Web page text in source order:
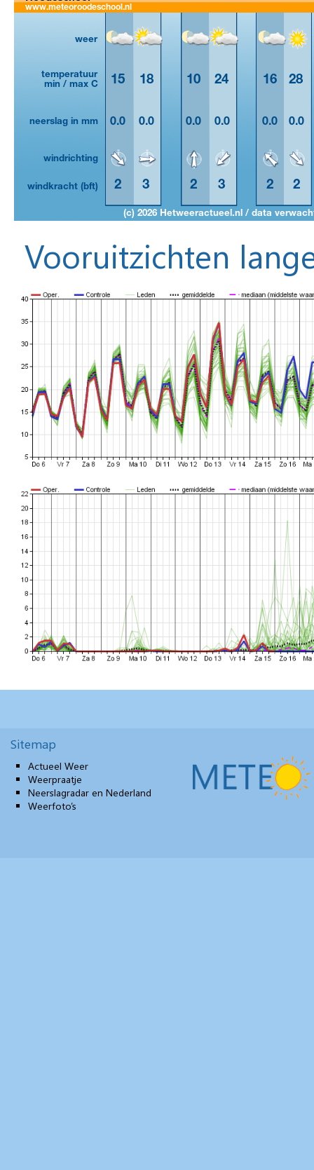
Vooruitzichten
Sitemap
Actueel Weer
Weerpraatje
Neerslagradar en Nederland
Weerfoto’s